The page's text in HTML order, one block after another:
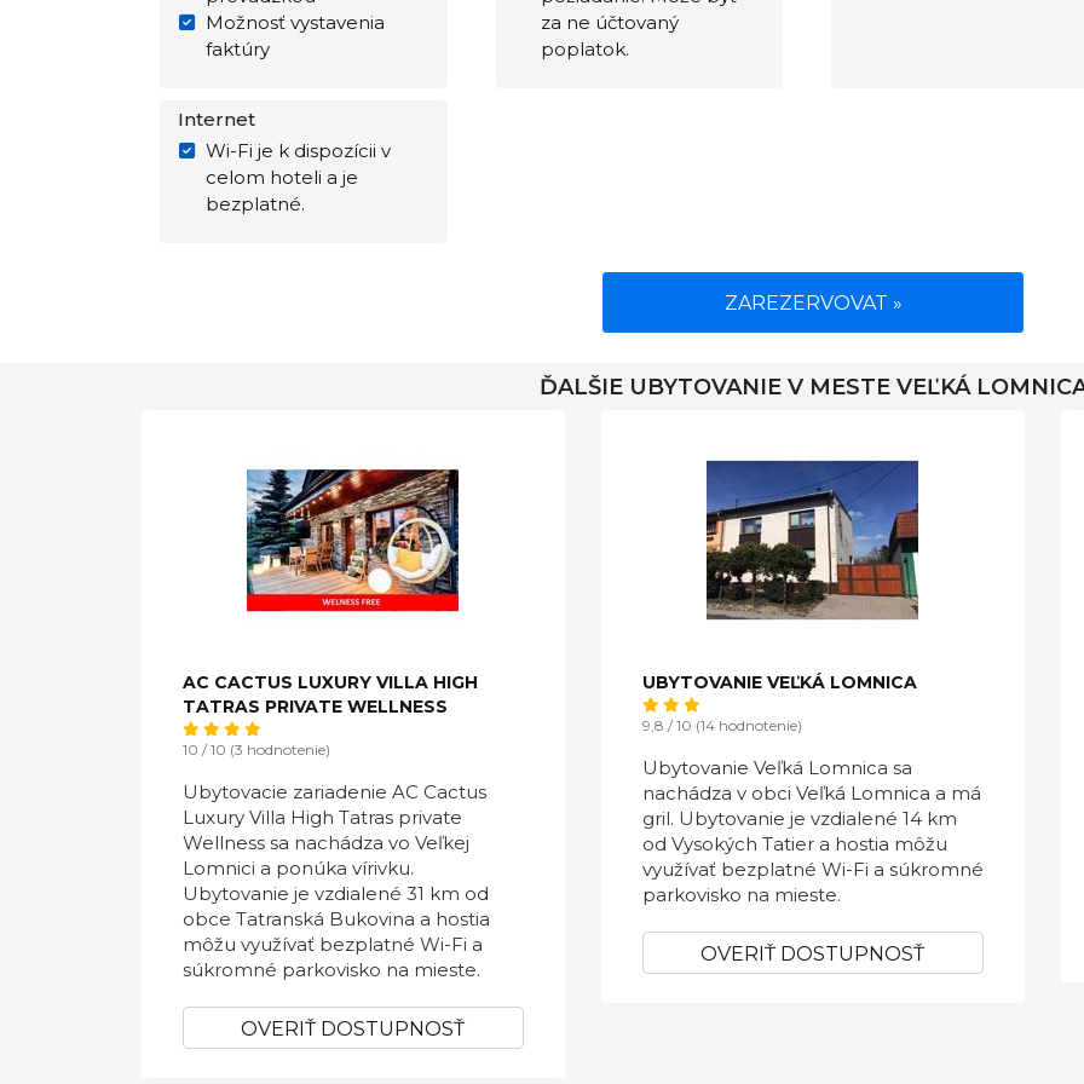
Možnosť vystavenia
faktúry
za ne účtovaný
poplatok.
Internet
Wi-Fi je k dispozícii v
celom hoteli a je
bezplatné.
ZAREZERVOVAT »
ĎALŠIE UBYTOVANIE V MESTE VEĽKÁ
AC CACTUS LUXURY VILLA HIGH
TATRAS PRIVATE WELLNESS
10 / 10 (3 hodnotenie)
Ubytovacie zariadenie AC Cactus
Luxury Villa High Tatras private
Wellness sa nachádza vo Veľkej
Lomnici a ponúka vírivku.
Ubytovanie je vzdialené 31 km od
obce Tatranská Bukovina a hostia
môžu využívať bezplatné Wi-Fi a
súkromné parkovisko na mieste.
OVERIŤ DOSTUPNOSŤ
UBYTOVANIE VEĽKÁ LOMNICA
9,8 / 10 (14 hodnotenie)
Ubytovanie Veľká Lomnica sa
nachádza v obci Veľká Lomnica a má
gril. Ubytovanie je vzdialené 14 km
od Vysokých Tatier a hostia môžu
využívať bezplatné Wi-Fi a súkromné
parkovisko na mieste.
OVERIŤ DOSTUPNOSŤ